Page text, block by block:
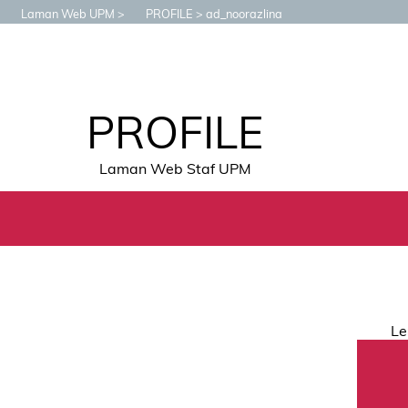
Laman Web UPM PROFILE ad_noorazlina
PROFILE
Laman Web Staf UPM